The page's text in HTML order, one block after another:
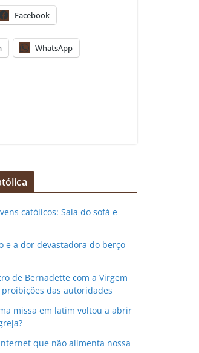
Facebook
WhatsApp
católicos: Saia do sofá e
e a dor devastadora do berço
de Bernadette com a Virgem
das autoridades
missa em latim voltou a abrir
que não alimenta nossa